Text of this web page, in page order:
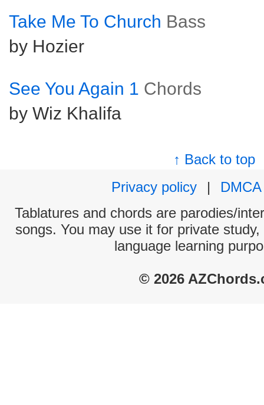
Take Me To Church Bass
by Hozier
See You Again 1 Chords
by Wiz Khalifa
↑ Back to top
Privacy policy
|
DMCA
Tablatures and chords are parodies/
songs. You may use it for private
language learning
© 2026